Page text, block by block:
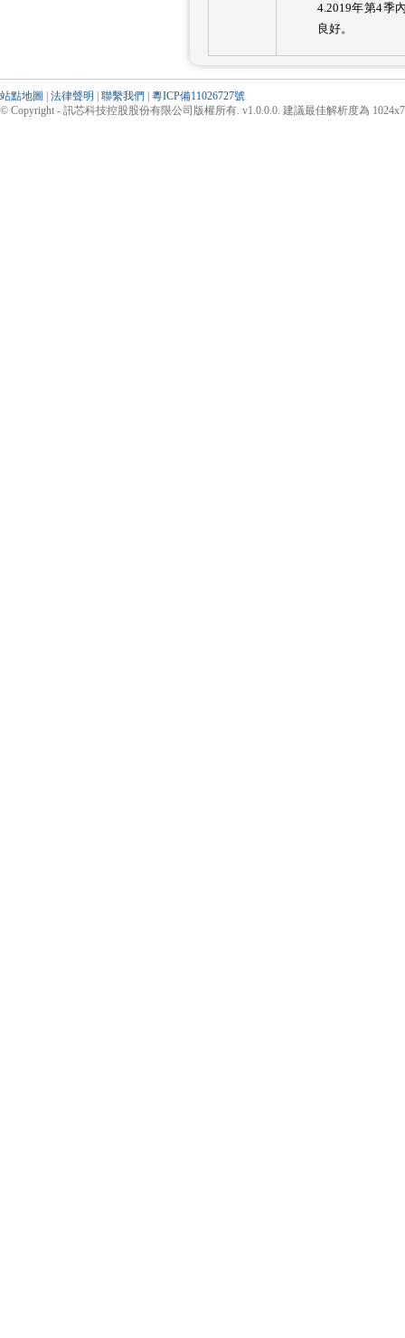
4.2019年第4季
良好。
站點地圖 法律聲明 聯繫我們
粵ICP備11026727號
© Copyright - 訊芯科技控股股份有限公司版權所有. v1.0.0.0. 建議最佳解析度為